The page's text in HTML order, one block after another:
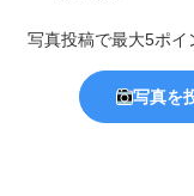
写真投稿で最大5ポイ
写真を